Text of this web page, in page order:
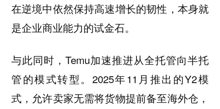
在逆境中依然保持高速增长的韧性，本身就
是企业商业能力的试金石。
与此同时，Temu加速推进从全托管向半托
管的模式转型。2025年11月推出的Y2模
式，允许卖家无需将货物提前备至海外仓，